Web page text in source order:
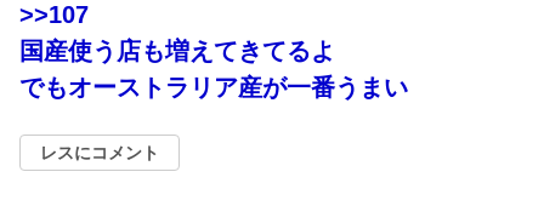
>>107
国産使う店も増えてきてるよ
でもオーストラリア産が一番うまい
レスにコメント